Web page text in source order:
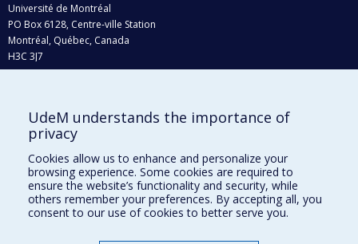
Université de Montréal
PO Box 6128, Centre-ville Station
Montréal, Québec, Canada
H3C 3J7
Who does what?
Find us
Site map
Accessibility
UdeM understands the importance of
privacy
Cookies allow us to enhance and personalize your
browsing experience. Some cookies are required to
ensure the website’s functionality and security, while
others remember your preferences. By accepting all, you
consent to our use of cookies to better serve you.